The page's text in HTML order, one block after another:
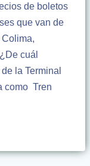
de boletos
que van de
cuál
la Terminal
como Tren